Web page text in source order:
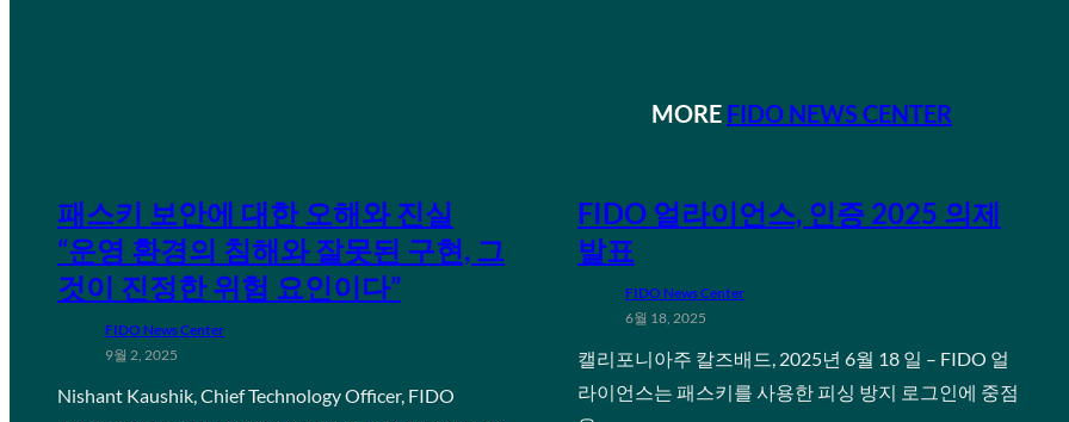
MORE FIDO NEWS CENTER
패스키 보안에 대한 오해와 진실
“운영 환경의 침해와 잘못된 구현, 그
것이 진정한 위험 요인이다”
FIDO News Center
9월 2, 2025
Nishant Kaushik, Chief Technology Officer, FIDO
FIDO 얼라이언스, 인증 2025 의제
발표
FIDO News Center
6월 18, 2025
캘리포니아주 칼즈배드, 2025년 6월 18 일 – FIDO 얼
라이언스는 패스키를 사용한 피싱 방지 로그인에 중점